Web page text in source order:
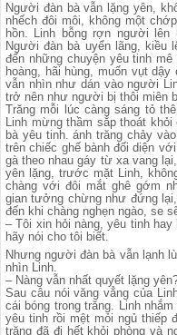
Người đàn bà vẫn lặng yên,
nhếch đôi môi, không một
hồn. Linh bỗng rợn người
Người đàn bà uyển lãng, kiều
đến những chuyện yêu tinh
hoàng, hãi hùng, muốn vụt
vẫn nhìn như dán vào người
trở nên như người bị thôi miên
Trăng mỗi lúc càng sáng tỏ
Linh mừng thầm sắp thoát
bà yêu tinh. ánh trăng chảy
trên chiếc ghế bành đối diện
gà theo nhau gáy từ xa vang
yên lặng, trước mặt Linh,
chàng với đôi mắt ghê gớm
gian tưởng chừng như đứng
đến khi chàng nghẹn ngào, se
– Tôi xin hỏi nàng, yêu tinh
hãy nói cho tôi biết.
Nhưng người đàn bà vẫn lạnh
nhìn Linh.
– Nàng vẫn nhất quyết lặng
Sau câu nói văng vẳng của
cái bóng trong trăng. Linh
yêu tinh rồi mệt mỏi ngủ thiếp
trăng đã đi hết khỏi phòng và